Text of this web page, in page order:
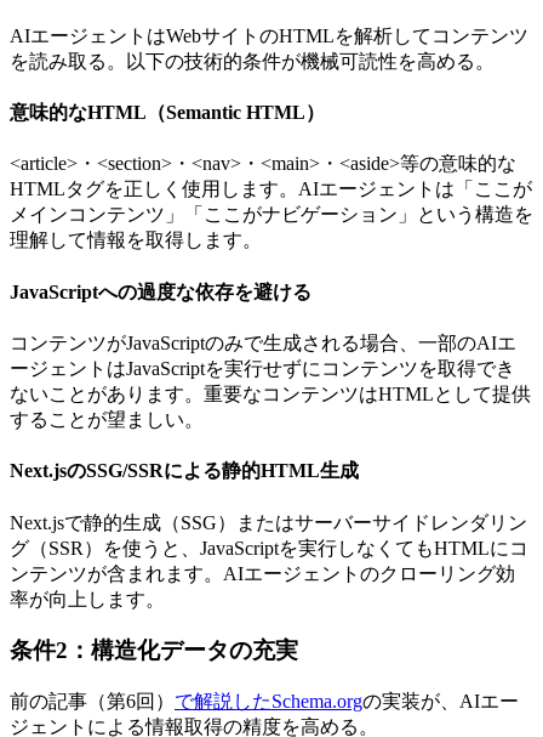
AIエージェントはWebサイトのHTMLを解析してコンテンツ
を読み取る。以下の技術的条件が機械可読性を高める。
意味的なHTML（Semantic HTML）
<article>・<section>・<nav>・<main>・<aside>等の意味的な
HTMLタグを正しく使用します。AIエージェントは「ここが
メインコンテンツ」「ここがナビゲーション」という構造を
理解して情報を取得します。
JavaScriptへの過度な依存を避ける
コンテンツがJavaScriptのみで生成される場合、一部のAIエ
ージェントはJavaScriptを実行せずにコンテンツを取得でき
ないことがあります。重要なコンテンツはHTMLとして提供
することが望ましい。
Next.jsのSSG/SSRによる静的HTML生成
Next.jsで静的生成（SSG）またはサーバーサイドレンダリン
グ（SSR）を使うと、JavaScriptを実行しなくてもHTMLにコ
ンテンツが含まれます。AIエージェントのクローリング効
率が向上します。
条件2：構造化データの充実
前の記事（第6回） で解説したSchema.orgの実装が、AIエー
ジェントによる情報取得の精度を高める。